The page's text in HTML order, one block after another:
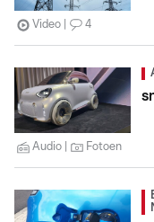
Video 4
Audio Fotoen